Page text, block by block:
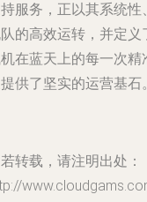
服务，正以其系统
的高效运转，并定
在蓝天上的每一次
供了坚实的运营基石。
转载，请注明出处：